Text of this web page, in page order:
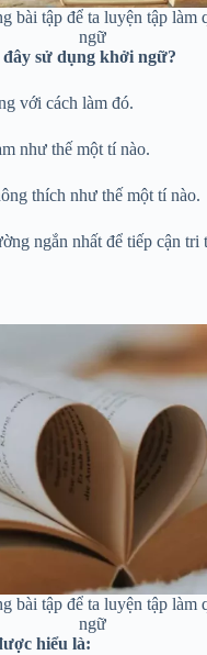
bài tập để ta luyện tập làm
ngữ
sử dụng khởi ngữ?
với cách làm đó.
như thế một tí nào.
thích như thế một tí nào.
ngắn nhất để tiếp cận tri
bài tập để ta luyện tập làm
ngữ
hiểu là: